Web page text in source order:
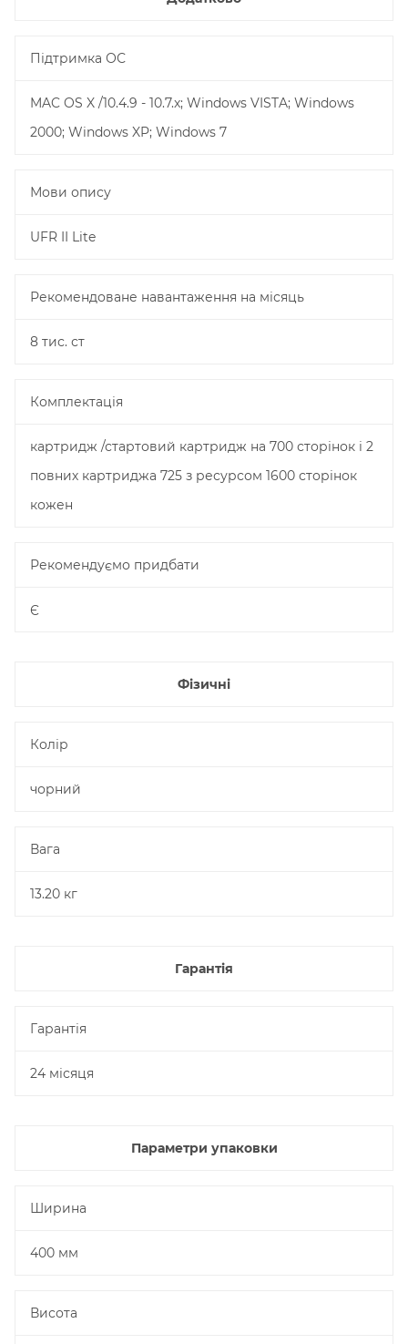
Підтримка ОС
MAC OS X /10.4.9 - 10.7.x; Windows VISTA; Windows
2000; Windows XP; Windows 7
Мови опису
UFR II Lite
Рекомендоване навантаження на місяць
8 тис. ст
Комплектація
картридж /стартовий картридж на 700 сторінок і 2
повних картриджа 725 з ресурсом 1600 сторінок
кожен
Рекомендуємо придбати
Є
Фізичні
Колір
чорний
Вага
13.20 кг
Гарантія
Гарантія
24 місяця
Параметри упаковки
Ширина
400 мм
Висота